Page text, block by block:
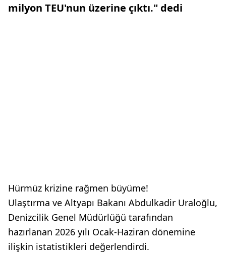
milyon TEU'nun üzerine çıktı." dedi
Hürmüz krizine rağmen büyüme!
Ulaştırma ve Altyapı Bakanı Abdulkadir Uraloğlu,
Denizcilik Genel Müdürlüğü tarafından
hazırlanan 2026 yılı Ocak-Haziran dönemine
ilişkin istatistikleri değerlendirdi.